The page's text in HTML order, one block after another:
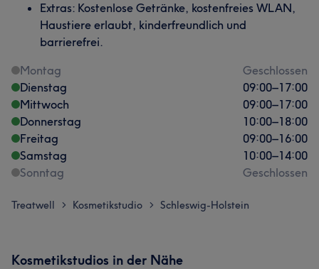
Extras: Kostenlose Getränke, kostenfreies WLAN,
Haustiere erlaubt, kinderfreundlich und
barrierefrei.
Montag
Geschlossen
Dienstag
09:00–17:00
Mittwoch
09:00–17:00
Donnerstag
10:00–18:00
Freitag
09:00–16:00
Samstag
10:00–14:00
Sonntag
Geschlossen
Treatwell > Kosmetikstudio > Schleswig-Holstein
Kosmetikstudios in der Nähe